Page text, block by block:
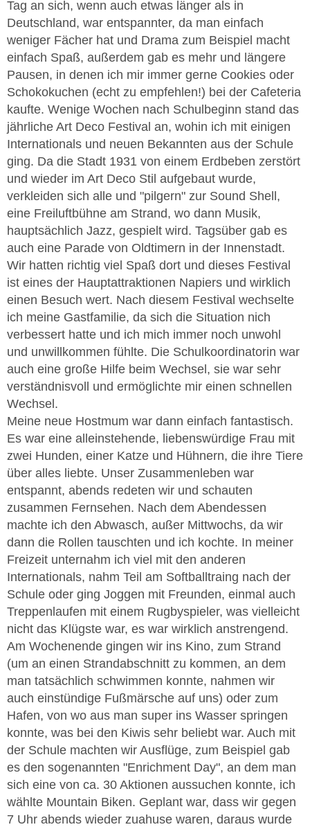
Tag an sich, wenn auch etwas länger als in
Deutschland, war entspannter, da man einfach
weniger Fächer hat und Drama zum Beispiel macht
einfach Spaß, außerdem gab es mehr und längere
Pausen, in denen ich mir immer gerne Cookies oder
Schokokuchen (echt zu empfehlen!) bei der Cafeteria
kaufte. Wenige Wochen nach Schulbeginn stand das
jährliche Art Deco Festival an, wohin ich mit einigen
Internationals und neuen Bekannten aus der Schule
ging. Da die Stadt 1931 von einem Erdbeben zerstört
und wieder im Art Deco Stil aufgebaut wurde,
verkleiden sich alle und "pilgern" zur Sound Shell,
eine Freiluftbühne am Strand, wo dann Musik,
hauptsächlich Jazz, gespielt wird. Tagsüber gab es
auch eine Parade von Oldtimern in der Innenstadt.
Wir hatten richtig viel Spaß dort und dieses Festival
ist eines der Hauptattraktionen Napiers und wirklich
einen Besuch wert. Nach diesem Festival wechselte
ich meine Gastfamilie, da sich die Situation nich
verbessert hatte und ich mich immer noch unwohl
und unwillkommen fühlte. Die Schulkoordinatorin war
auch eine große Hilfe beim Wechsel, sie war sehr
verständnisvoll und ermöglichte mir einen schnellen
Wechsel.
Meine neue Hostmum war dann einfach fantastisch.
Es war eine alleinstehende, liebenswürdige Frau mit
zwei Hunden, einer Katze und Hühnern, die ihre Tiere
über alles liebte. Unser Zusammenleben war
entspannt, abends redeten wir und schauten
zusammen Fernsehen. Nach dem Abendessen
machte ich den Abwasch, außer Mittwochs, da wir
dann die Rollen tauschten und ich kochte. In meiner
Freizeit unternahm ich viel mit den anderen
Internationals, nahm Teil am Softballtraing nach der
Schule oder ging Joggen mit Freunden, einmal auch
Treppenlaufen mit einem Rugbyspieler, was vielleicht
nicht das Klügste war, es war wirklich anstrengend.
Am Wochenende gingen wir ins Kino, zum Strand
(um an einen Strandabschnitt zu kommen, an dem
man tatsächlich schwimmen konnte, nahmen wir
auch einstündige Fußmärsche auf uns) oder zum
Hafen, von wo aus man super ins Wasser springen
konnte, was bei den Kiwis sehr beliebt war. Auch mit
der Schule machten wir Ausflüge, zum Beispiel gab
es den sogenannten "Enrichment Day", an dem man
sich eine von ca. 30 Aktionen aussuchen konnte, ich
wählte Mountain Biken. Geplant war, dass wir gegen
7 Uhr abends wieder zuahuse waren, daraus wurde